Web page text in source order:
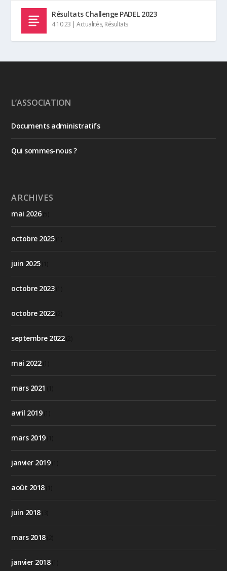
Résultats Challenge PADEL 2023
4 10 23 |Actualités, Résultats
L’ASSOCIATION
Documents administratifs
Qui sommes-nous ?
ARCHIVES
mai 2026(5)
octobre 2025(1)
juin 2025(1)
octobre 2023(1)
octobre 2022(2)
septembre 2022(2)
mai 2022(1)
mars 2021
avril 2019(1)
mars 2019(1)
janvier 2019(1)
août 2018(1)
juin 2018(3)
mars 2018(2)
janvier 2018(1)